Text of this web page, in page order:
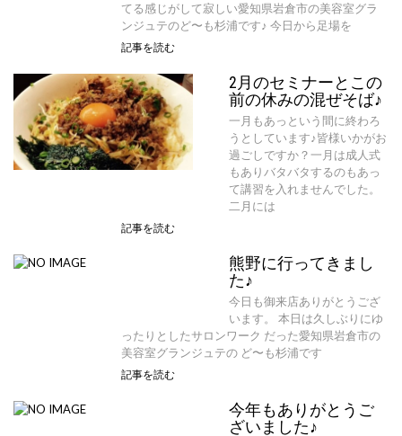
てる感じがして寂しい愛知県岩倉市の美容室グラ
ンジュテのど〜も杉浦です♪ 今日から足場を
記事を読む
2月のセミナーとこの
前の休みの混ぜそば♪
一月もあっという間に終わろ
うとしています♪皆様いかがお
過ごしですか？一月は成人式
もありバタバタするのもあっ
て講習を入れませんでした。
二月には
記事を読む
熊野に行ってきまし
た♪
今日も御来店ありがとうござ
います。 本日は久しぶりにゆ
ったりとしたサロンワーク だった愛知県岩倉市の
美容室グランジュテの ど〜も杉浦です
記事を読む
今年もありがとうご
ざいました♪